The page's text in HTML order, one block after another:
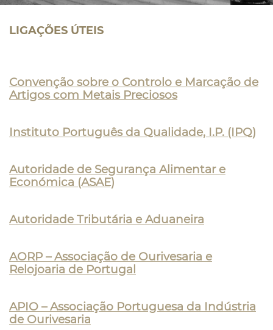
LIGAÇÕES ÚTEIS
Convenção sobre o Controlo e Marcação de
Artigos com Metais Preciosos
Instituto Português da Qualidade, I.P. (IPQ)
Autoridade de Segurança Alimentar e
Económica (ASAE)
Autoridade Tributária e Aduaneira
AORP – Associação de Ourivesaria e
Relojoaria de Portugal
APIO – Associação Portuguesa da Indústria
de Ourivesaria